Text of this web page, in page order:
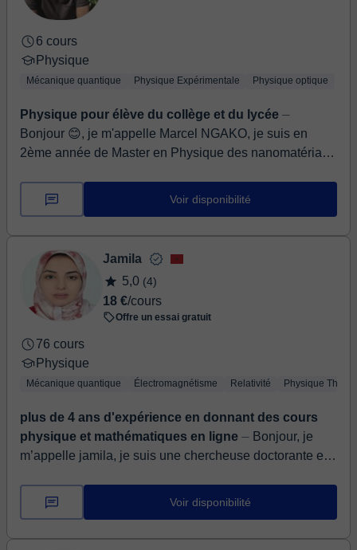
studi ma si fondano sempre su una collaborazione con
lo studente a cui è richiesto di essere parte attiva della
lezione. Contattami per discuterne!
6 cours
Physique
Mécanique quantique Physique Expérimentale Physique optique
Physique pour élève du collège et du lycée ⏤
Bonjour 😊, je m'appelle Marcel NGAKO, je suis en
2ème année de Master en Physique des nanomatériaux
Voir disponibilité
Jamila
5,0 (4)
18 €/cours
Offre un essai gratuit
76 cours
Physique
Mécanique quantique Électromagnétisme Relativité Physique
plus de 4 ans d'expérience en donnant des cours
physique et mathématiques en ligne ⏤ Bonjour, je
m’appelle jamila, je suis une chercheuse doctorante en
du cours de soutien pour des é...
Voir disponibilité